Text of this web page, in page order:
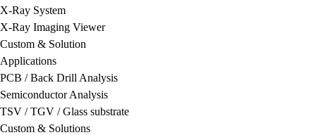
X-Ray System
X-Ray Imaging Viewer
Custom & Solution
Applications
PCB / Back Drill Analysis
Semiconductor Analysis
TSV / TGV / Glass substrate
Custom & Solutions